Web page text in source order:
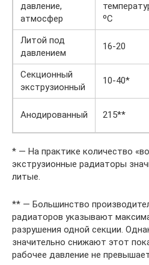
давление,
атмосфер
ºС
Литой под
давлением
16-20
Секционный
экструзионный
10-40*
Анодированный 215**
* — На практике количество
экструзионные радиаторы
литые.
** — Большинство
радиаторов указывают
разрушения одной секции.
значительно снижают этот
рабочее давление не